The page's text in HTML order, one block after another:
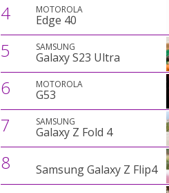
4 MOTOROLA
Edge 40
5 SAMSUNG
Galaxy S23 Ultra
6 MOTOROLA
G53
7 SAMSUNG
Galaxy Z Fold 4
8 Samsung Galaxy Z Flip4